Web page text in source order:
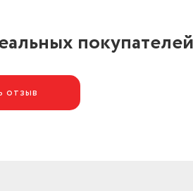
покупателей
отзыв